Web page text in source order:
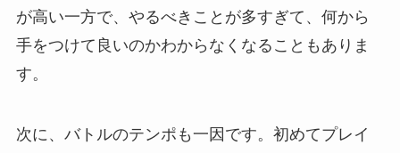
が高い一方で、やるべきことが多すぎて、何から
手をつけて良いのかわからなくなることもありま
す。
次に、バトルのテンポも一因です。初めてプレイ